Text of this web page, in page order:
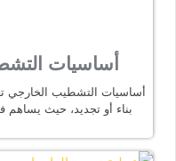
أساسيات
أساسيات التشطيب الخارجي
بناء أو تجديد، حيث يساهم